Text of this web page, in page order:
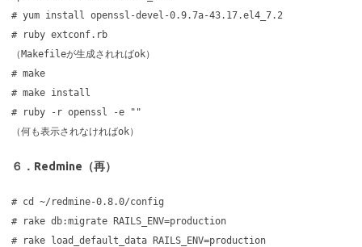
# yum install openssl-devel-0.9.7a-43.17.el4_7.2
# ruby extconf.rb
（Makefileが生成されればok）
# make
# make install
# ruby -r openssl -e ""
（何も表示されなければok）
６．Redmine（再）
# cd ~/redmine-0.8.0/config
# rake db:migrate RAILS_ENV=production
# rake load_default_data RAILS_ENV=production